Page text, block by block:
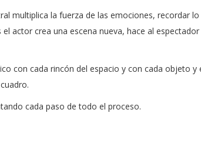
multiplica la fuerza de las emociones, recordar lo
actor crea una escena nueva, hace al espectador
con cada rincón del espacio y con cada objeto y
cada paso de todo el proceso.